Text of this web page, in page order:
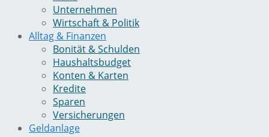
Unternehmen
Wirtschaft & Politik
Alltag & Finanzen
Bonität & Schulden
Haushaltsbudget
Konten & Karten
Kredite
Sparen
Versicherungen
Geldanlage